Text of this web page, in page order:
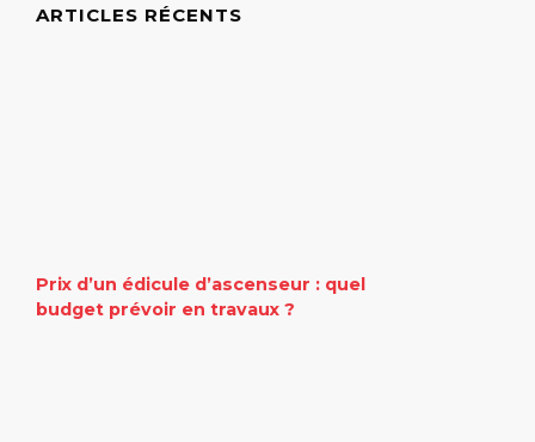
ARTICLES RÉCENTS
Prix d’un édicule d’ascenseur : quel
budget prévoir en travaux ?